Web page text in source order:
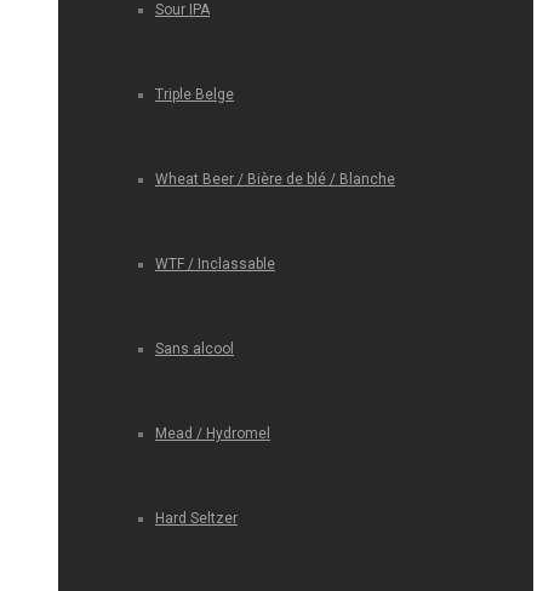
Sour IPA
Triple Belge
Wheat Beer / Bière de blé / Blanche
WTF / Inclassable
Sans alcool
Mead / Hydromel
Hard Seltzer